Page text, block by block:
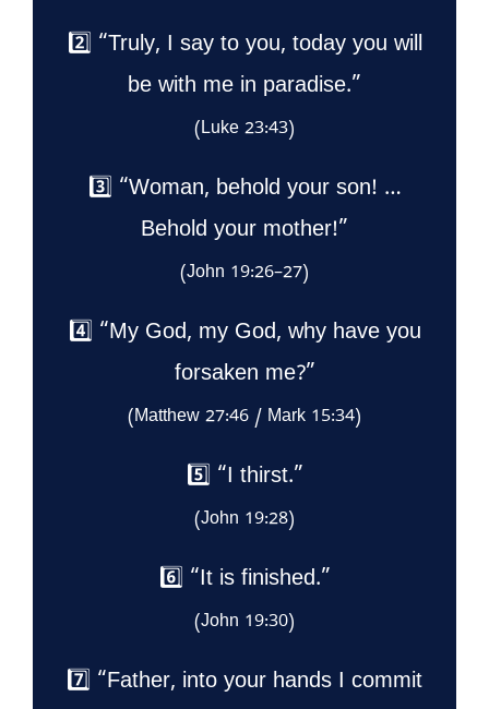
2️⃣ “Truly, I say to you, today you will
be with me in paradise.”
(Luke 23:43)
3️⃣ “Woman, behold your son! …
Behold your mother!”
(John 19:26–27)
4️⃣ “My God, my God, why have you
forsaken me?”
(Matthew 27:46 / Mark 15:34)
5️⃣ “I thirst.”
(John 19:28)
6️⃣ “It is finished.”
(John 19:30)
7️⃣ “Father, into your hands I commit